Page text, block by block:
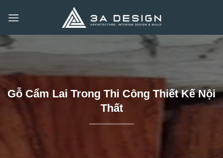
qua
dung
Gỗ Cẩm Lai Trong Thi Công Thiết Kế Nội
Thất